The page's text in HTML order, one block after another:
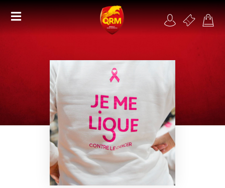
Académie
Féminines
Organisme de formation
RSE
Contact
FAQ